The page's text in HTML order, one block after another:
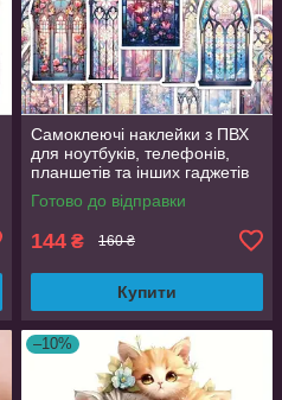
Самоклеючі наклейки з ПВХ
для ноутбуків, телефонів,
планшетів та інших гаджетів
50 шт. яскраві дизайни
Готово до відправки
144 ₴ 160 ₴
Купити
–10%